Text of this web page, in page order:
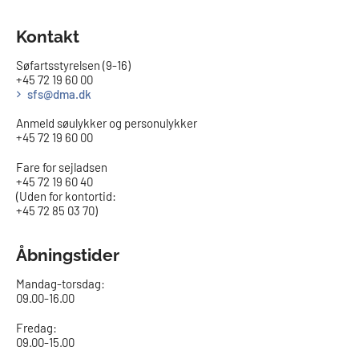
Kontakt
Søfartsstyrelsen (9-16)
+45 72 19 60 00
sfs@dma.dk
Anmeld søulykker og personulykker
+45 72 19 60 00
Fare for sejladsen
+45 72 19 60 40
(Uden for kontortid:
+45 72 85 03 70)
Åbningstider
Mandag-torsdag:
09.00-16.00​
Fredag:
09.00-15.00